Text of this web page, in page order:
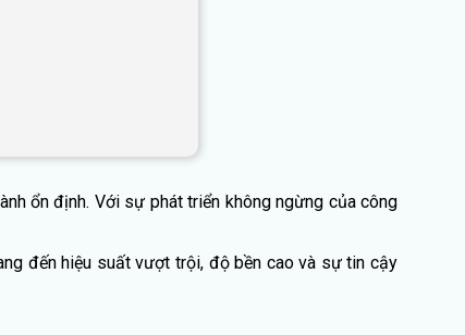
ổn định. Với sự phát triển không ngừng của công
đến hiệu suất vượt trội, độ bền cao và sự tin cậy